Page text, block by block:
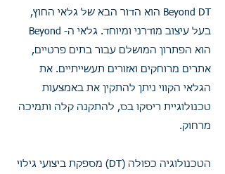
Beyond DT הוא הדור הבא של גלאי החוץ,
בעל עיצוב מודרני ומיוחד. גלאי ה- Beyond
הוא הפתרון המושלם עבור בתים פרטיים,
אתרים מרוחקים ואזורים תעשייתיים. את
הגלאי הקווי ניתן להתקין את באמצעות
טכנולוגיית ריסקו בס, להתקנה קלה ותמיכה
מרחוק.
הטכנולוגיה כפולה (DT) מספקת ביצועי גילוי